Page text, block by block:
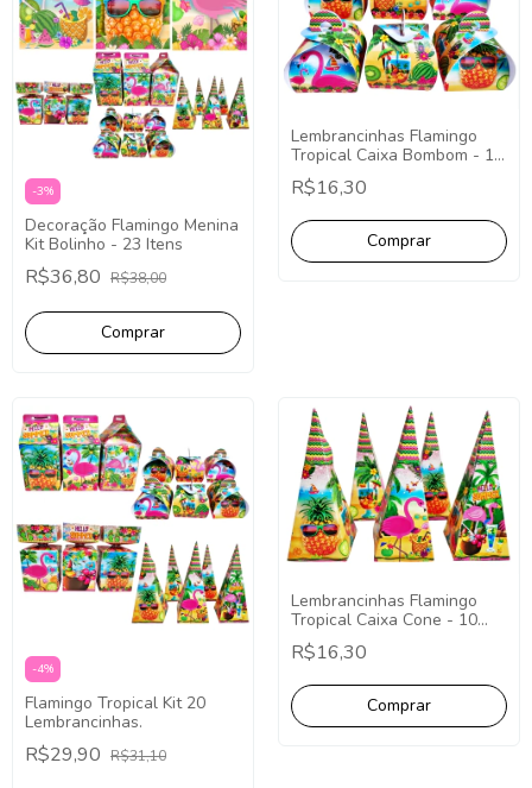
-3%
Decoração Flamingo Menina
Kit Bolinho - 23 Itens
R$36,80 R$38,00
Lembrancinhas Flamingo
Tropical Caixa Bombom - 10
Unidades.
R$16,30
-4%
Flamingo Tropical Kit 20
Lembrancinhas.
R$29,90 R$31,10
Lembrancinhas Flamingo
Tropical Caixa Cone - 10
Unidades.
R$16,30